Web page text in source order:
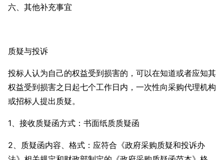
六、其他补充事宜
质疑与投诉
投标人认为自己的权益受到损害的，可以在知道或者应知其
权益受到损害之日起七个工作日内，一次性向采购代理机构
或招标人提出质疑。
1、接收质疑函方式：书面纸质质疑函
2、质疑函内容、格式：应符合《政府采购质疑和投诉办